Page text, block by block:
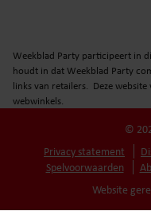
Weekblad Party participeert in
houdt in dat Weekblad Party
links van retailers. Deze
webwinkels.
©
Privacy statement
Spelvoorwaarden
Website